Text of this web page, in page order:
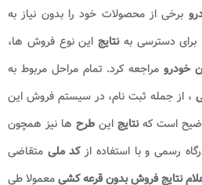
برخی از محصولات خود را بدون نیاز به
دسترسی بهنتایج این نوع فروش ها،
خودرو مراجعه کرد. تمام مراحل مربوط به
، از جمله ثبت نام، در سیستم فروش این
است کهنتایج این طرح ها نیز همچون
رسمی و با استفاده ازکد ملی متقاضی
نتایج فروش بدون قرعه کشیمعمولا طی